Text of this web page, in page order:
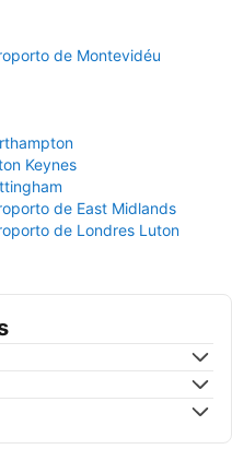
de Montevidéu
Keynes
de East Midlands
de Londres Luton